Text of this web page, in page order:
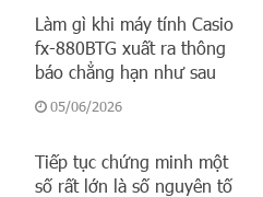
Làm gì khi máy tính Casio
fx-880BTG xuất ra thông
báo chẳng hạn như sau
05/06/2026
Tiếp tục chứng minh một
số rất lớn là số nguyên tố